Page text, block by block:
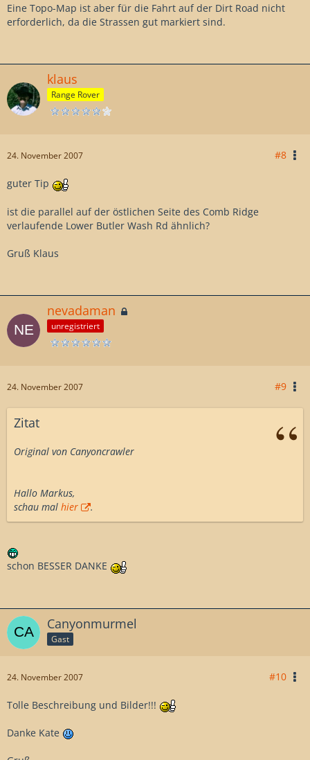
Eine Topo-Map ist aber für die Fahrt auf der Dirt Road nicht
erforderlich, da die Strassen gut markiert sind.
klaus
Range Rover
24. November 2007 #8
guter Tip
ist die parallel auf der östlichen Seite des Comb Ridge
verlaufende Lower Butler Wash Rd ähnlich?
Gruß Klaus
nevadaman
unregistriert
24. November 2007 #9
Zitat
Original von Canyoncrawler
Hallo Markus,
schau mal hier .
schon BESSER DANKE
Canyonmurmel
Gast
24. November 2007 #10
Tolle Beschreibung und Bilder!!!
Danke Kate